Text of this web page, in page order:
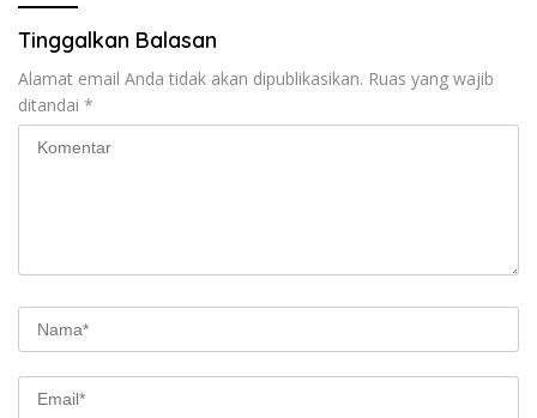
Tinggalkan Balasan
Alamat email Anda tidak akan dipublikasikan. Ruas yang wajib
ditandai *